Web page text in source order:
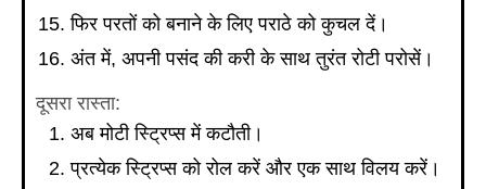
फिर परतों को बनाने के लिए पराठे को कुचल दें।
अंत में, अपनी पसंद की करी के साथ तुरंत रोटी परोसें।
दूसरा रास्ता:
अब मोटी स्ट्रिप्स में कटौती।
प्रत्येक स्ट्रिप्स को रोल करें और एक साथ विलय करें।